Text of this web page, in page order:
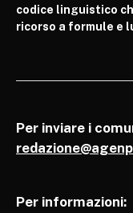
codice linguistico
ricorso a formule e
Per inviare i
Per informazioni: